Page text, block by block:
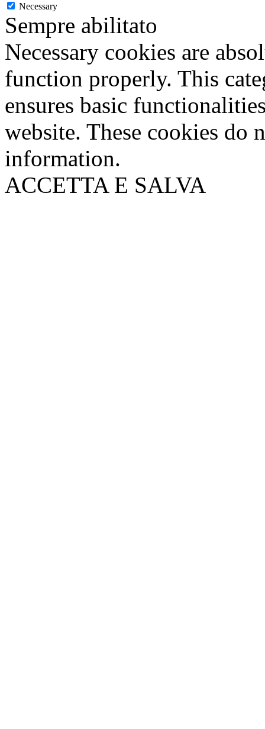
Necessary
Sempre abilitato
Necessary cookies are
function properly. This
ensures basic
website. These cookies do
information.
ACCETTA E SALVA